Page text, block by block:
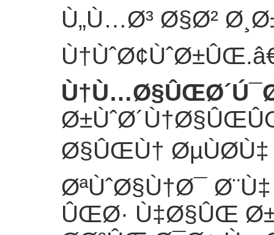
Ù„Ù…Ø³ Ø§Ø²
Ù†ÙˆØ¢ÙˆØ±ÛŒ.
Ø§ÛŒÙ†
ØªÙˆØ§Ù†Ø¯
ÛŒØ· Ù‡Ø§ÛŒ